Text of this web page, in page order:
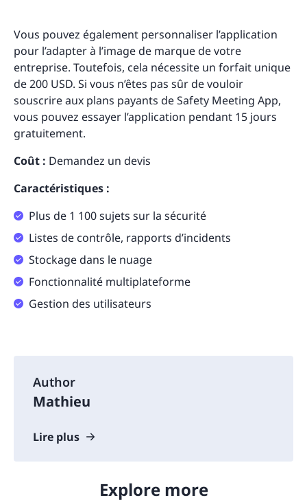
Vous pouvez également personnaliser l’application
pour l’adapter à l’image de marque de votre
entreprise. Toutefois, cela nécessite un forfait unique
de 200 USD. Si vous n’êtes pas sûr de vouloir
souscrire aux plans payants de Safety Meeting App,
vous pouvez essayer l’application pendant 15 jours
gratuitement.
Coût : Demandez un devis
Caractéristiques :
Plus de 1 100 sujets sur la sécurité
Listes de contrôle, rapports d’incidents
Stockage dans le nuage
Fonctionnalité multiplateforme
Gestion des utilisateurs
Author
Mathieu
Lire plus
Explore more